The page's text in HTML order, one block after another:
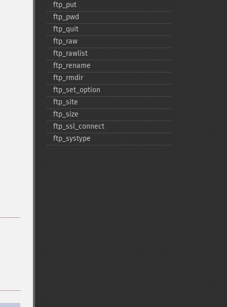
ftp_​put
ftp_​pwd
ftp_​quit
ftp_​raw
ftp_​rawlist
ftp_​rename
ftp_​rmdir
ftp_​set_​option
ftp_​site
ftp_​size
ftp_​ssl_​connect
ftp_​systype